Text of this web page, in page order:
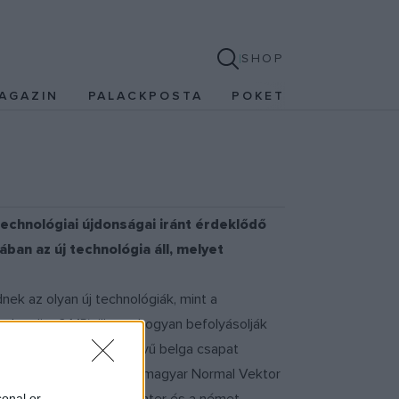
SHOP
PALACKPOSTA POKET
újdonságai iránt érdeklődő
az új technológia áll, melyet
az olyan új technológiák, mint a
reality ? MR), illetve hogyan befolyásolják
keretében a Crew nevű belga csapat
az érdeklődők, a magyar Normal Vektor